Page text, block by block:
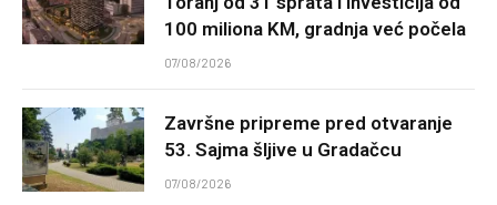
100 miliona KM, gradnja već počela
07/08/2026
Završne pripreme pred otvaranje
53. Sajma šljive u Gradačcu
07/08/2026